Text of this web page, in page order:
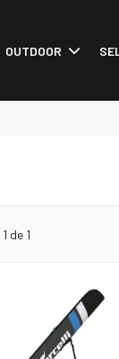
OUTDOOR
1 de 1